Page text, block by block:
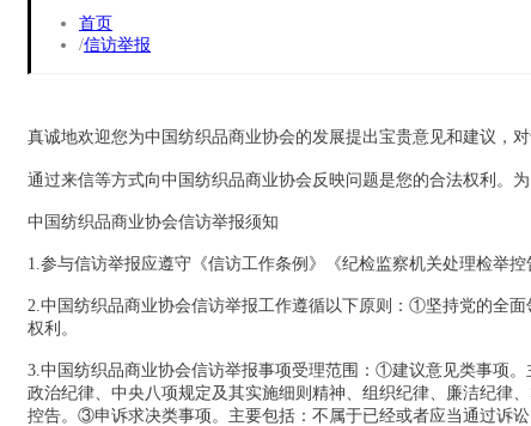
首页
信访举报
真诚地欢迎您为中国纺织品商业协会的发展提出宝贵意见和建议，
通过来信等方式向中国纺织品商业协会反映问题是您的合法权利。
中国纺织品商业协会信访举报须知
1.参与信访举报应遵守《信访工作条例》《纪检监察机关处理检举控
2.中国纺织品商业协会信访举报工作遵循以下原则：①坚持党的
权利。
3.中国纺织品商业协会信访举报事项受理范围：①建议意见类事项
政治纪律、中央八项规定及其实施细则精神、组织纪律、廉洁纪律
控告。③申诉求决类事项。主要包括：不属于已经或者应当通过诉